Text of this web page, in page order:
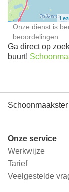
Onze dienst is
beoordelingen
Ga direct op
buurt!
Onze service
Werkwijze
Tarief
Veelgestelde